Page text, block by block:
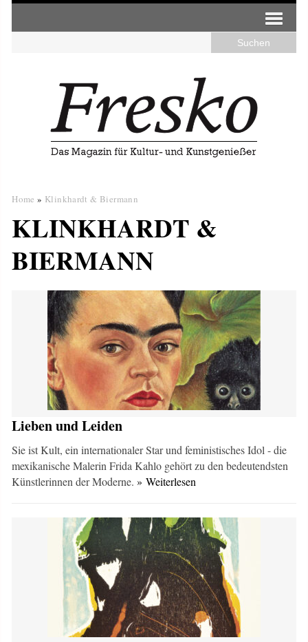
Home » Klinkhardt & Biermann
KLINKHARDT &
BIERMANN
Lieben und Leiden
Sie ist Kult, ein internationaler Star und feministisches Idol - die
mexikanische Malerin Frida Kahlo gehört zu den bedeutendsten
Künstlerinnen der Moderne.» Weiterlesen